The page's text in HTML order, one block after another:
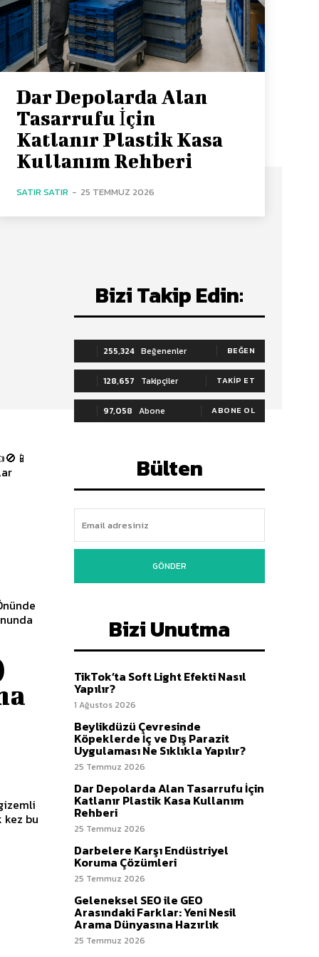
Dar Depolarda Alan
Tasarrufu İçin
Katlanır Plastik Kasa
Kullanım Rehberi
SATIR SATIR - 25 TEMMUZ 2026
kez bu
Bizi Takip Edin:
255,324 Beğenenler BEĞEN
128,657 Takipçiler TAKIP ET
97,058 Abone ABONE OL
Bülten
GÖNDER
Bizi Unutma
TikTok’ta Soft Light Efekti Nasıl
Yapılır?
1 Ağustos 2026
Beylikdüzü Çevresinde
Köpeklerde İç ve Dış Parazit
Uygulaması Ne Sıklıkla Yapılır?
25 Temmuz 2026
Dar Depolarda Alan Tasarrufu İçin
Katlanır Plastik Kasa Kullanım
Rehberi
25 Temmuz 2026
Darbelere Karşı Endüstriyel
Koruma Çözümleri
25 Temmuz 2026
Geleneksel SEO ile GEO
Arasındaki Farklar: Yeni Nesil
Arama Dünyasına Hazırlık
25 Temmuz 2026